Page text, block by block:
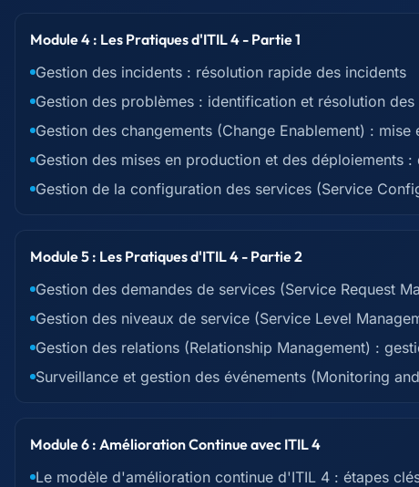
Module 4 : Les Pratiques d'ITIL 4 - Partie 1
Gestion des incidents : résolution rapide des incidents
Gestion des problèmes : identification et résolution
Gestion des changements (Change Enablement) :
Gestion des mises en production et des déploiements
Gestion de la configuration des services (Service
Module 5 : Les Pratiques d'ITIL 4 - Partie 2
Gestion des demandes de services (Service Request
Gestion des niveaux de service (Service Level
Gestion des relations (Relationship Management) :
Surveillance et gestion des événements (Monitoring
Module 6 : Amélioration Continue avec ITIL 4
Le modèle d'amélioration continue d'ITIL 4 : étapes